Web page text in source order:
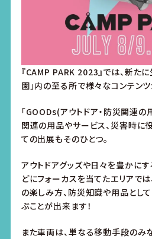
『CAMP PARK 2023』では、新た
園」内の至る所で様々なコンテン
「GOODs(アウトドア・防災関連の
関連の用品やサービス、災害時に
ての出展もそのひとつ。
アウトドアグッズや日々を豊かに
どにフォーカスを当てたエリアで
の楽しみ方、防災知識や用品とし
ぶことが出来ます！
また車両は、単なる移動手段のみ